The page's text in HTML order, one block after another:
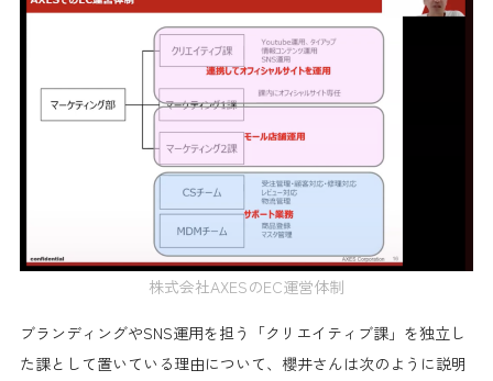
株式会社AXESのEC運営体制
ブランディングやSNS運用を担う「クリエイティブ課」を独立し
た課として置いている理由について、櫻井さんは次のように説明